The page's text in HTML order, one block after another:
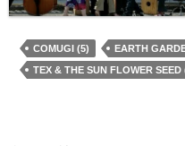
COMUGI (5) EARTH
TEX & THE SUN FLOWER SEED